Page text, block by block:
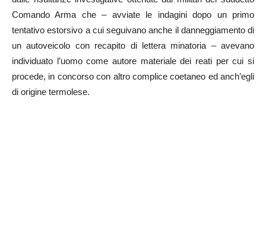
Comando Arma che – avviate le indagini dopo un primo
tentativo estorsivo a cui seguivano anche il danneggiamento di
un autoveicolo con recapito di lettera minatoria – avevano
individuato l’uomo come autore materiale dei reati per cui si
procede, in concorso con altro complice coetaneo ed anch’egli
di origine termolese.